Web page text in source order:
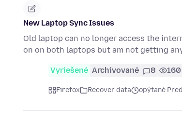
New Laptop Sync Issues
Old laptop can no longer access the
on on both laptops but am not getting
Vyriešené Archivované 8 160
Firefox Recover data opýtané